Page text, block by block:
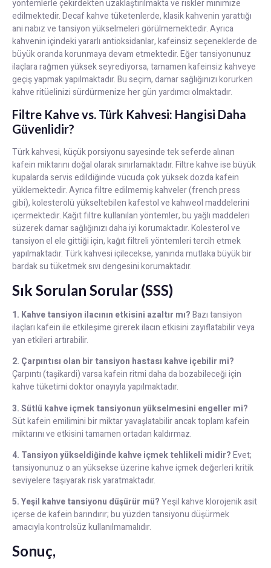
yöntemlerle çekirdekten uzaklaştırılmakta ve riskler minimize
edilmektedir. Decaf kahve tüketenlerde, klasik kahvenin yarattığı
ani nabız ve tansiyon yükselmeleri görülmemektedir. Ayrıca
kahvenin içindeki yararlı antioksidanlar, kafeinsiz seçeneklerde de
büyük oranda korunmaya devam etmektedir. Eğer tansiyonunuz
ilaçlara rağmen yüksek seyrediyorsa, tamamen kafeinsiz kahveye
geçiş yapmak yapılmaktadır. Bu seçim, damar sağlığınızı korurken
kahve ritüelinizi sürdürmenize her gün yardımcı olmaktadır.
Filtre Kahve vs. Türk Kahvesi: Hangisi Daha
Güvenlidir?
Türk kahvesi, küçük porsiyonu sayesinde tek seferde alınan
kafein miktarını doğal olarak sınırlamaktadır. Filtre kahve ise büyük
kupalarda servis edildiğinde vücuda çok yüksek dozda kafein
yüklemektedir. Ayrıca filtre edilmemiş kahveler (french press
gibi), kolesterolü yükseltebilen kafestol ve kahweol maddelerini
içermektedir. Kağıt filtre kullanılan yöntemler, bu yağlı maddeleri
süzerek damar sağlığınızı daha iyi korumaktadır. Kolesterol ve
tansiyon el ele gittiği için, kağıt filtreli yöntemleri tercih etmek
yapılmaktadır. Türk kahvesi içilecekse, yanında mutlaka büyük bir
bardak su tüketmek sıvı dengesini korumaktadır.
Sık Sorulan Sorular (SSS)
1. Kahve tansiyon ilacının etkisini azaltır mı?Bazı tansiyon
ilaçları kafein ile etkileşime girerek ilacın etkisini zayıflatabilir veya
yan etkileri artırabilir.
2. Çarpıntısı olan bir tansiyon hastası kahve içebilir mi?
Çarpıntı (taşikardi) varsa kafein ritmi daha da bozabileceği için
kahve tüketimi doktor onayıyla yapılmaktadır.
3. Sütlü kahve içmek tansiyonun yükselmesini engeller mi?
Süt kafein emilimini bir miktar yavaşlatabilir ancak toplam kafein
miktarını ve etkisini tamamen ortadan kaldırmaz.
4. Tansiyon yükseldiğinde kahve içmek tehlikeli midir?Evet;
tansiyonunuz o an yüksekse üzerine kahve içmek değerleri kritik
seviyelere taşıyarak risk yaratmaktadır.
5. Yeşil kahve tansiyonu düşürür mü?Yeşil kahve klorojenik asit
içerse de kafein barındırır; bu yüzden tansiyonu düşürmek
amacıyla kontrolsüz kullanılmamalıdır.
Sonuç,